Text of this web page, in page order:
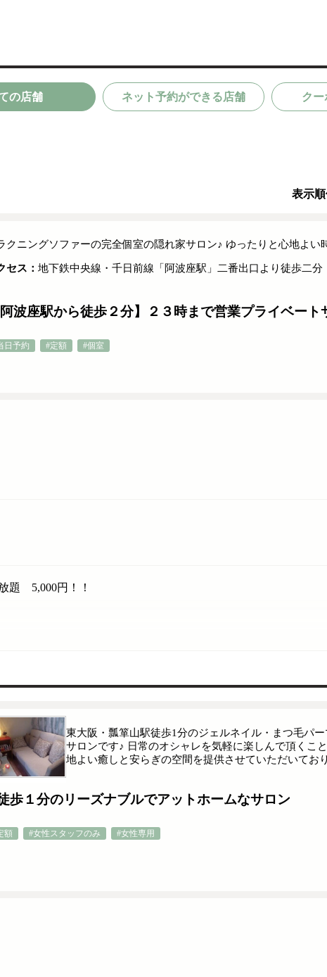
の店舗 ネット予約ができる店舗 クー
表示
波座駅から徒歩２分】２３時まで営業プライベート
日予約 #定額 #個室
クニングソファーの完全個室の隠れ家サロン♪ ゆったりと心地よい
セス： 地下鉄中央線・千日前線「阿波座駅」二番出口より徒歩二分
題 5,000円！！
１分のリーズナブルでアットホームなサロン
額 #女性スタッフのみ #女性専用
東大阪・瓢箪山駅徒歩1分のジェルネイル・まつ毛パ
サロンです♪ 日常のオシャレを気軽に楽しんで頂くこ
地よい癒しと安らぎの空間を提供させていただいて